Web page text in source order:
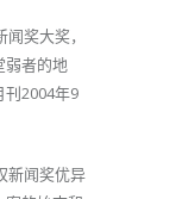
奖大奖，
弱者的地
刊2004年9
新闻奖优异